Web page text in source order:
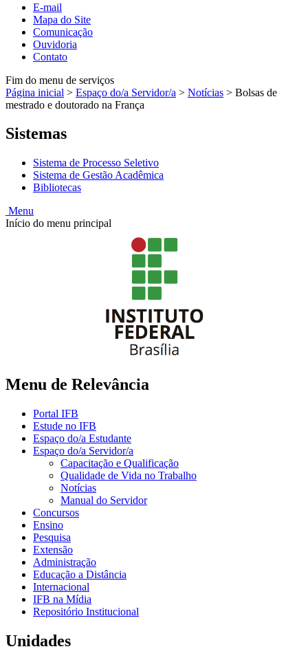
E-mail
Mapa do Site
Comunicação
Ouvidoria
Contato
Fim do menu de serviços
Página inicial > Espaço do/a Servidor/a > Notícias > Bolsas de
mestrado e doutorado na França
Sistemas
Sistema de Processo Seletivo
Sistema de Gestão Acadêmica
Bibliotecas
Menu
Início do menu principal
Menu de Relevância
Portal IFB
Estude no IFB
Espaço do/a Estudante
Espaço do/a Servidor/a
Capacitação e Qualificação
Qualidade de Vida no Trabalho
Notícias
Manual do Servidor
Concursos
Ensino
Pesquisa
Extensão
Administração
Educação a Distância
Internacional
IFB na Mídia
Repositório Institucional
Unidades